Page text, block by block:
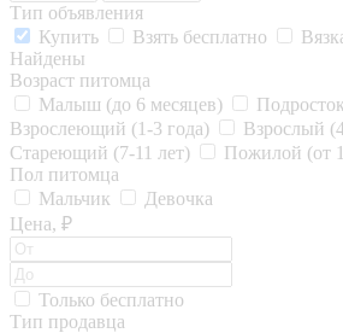
Тип объявления
Купить
Взять бесплатно
Найдены
Возраст питомца
Малыш (до 6 месяцев)
Взрослеющий (1-3 года)
Взрослый
Стареющий (7-11 лет)
Пожилой (от
Пол питомца
Мальчик
Девочка
Цена, ₽
Только бесплатно
Тип продавца